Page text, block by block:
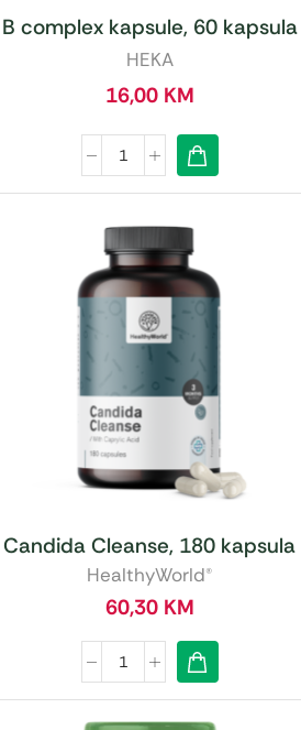
B complex kapsule, 60 kapsula
HEKA
16,00 KM
Candida Cleanse, 180 kapsula
HealthyWorld®
60,30 KM